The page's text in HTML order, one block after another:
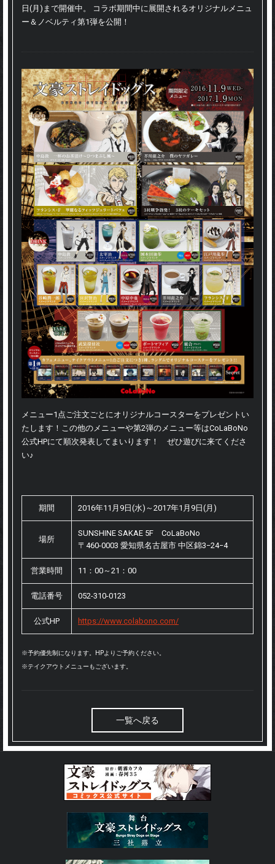
日(月)まで開催中。 コラボ期間中に展開されるオリジナルメニュ
ー＆ノベルティ第1弾を公開！
メニュー1点ご注文ごとにオリジナルコースターをプレゼントい
たします！この他のメニューや第2弾のメニュー等はCoLaBoNo
公式HPにて順次発表してまいります！ ぜひ遊びに来てくださ
い♪
期間 2016年11月9日(水)～2017年1月9日(月)
場所
SUNSHINE SAKAE 5F CoLaBoNo
〒460-0003 愛知県名古屋市 中区錦3−24−4
営業時間 11：00～21：00
電話番号 052-310-0123
公式HP https://www.colabono.com/
※予約優先制になります。HPよりご予約ください。
※テイクアウトメニューもございます。
一覧へ戻る